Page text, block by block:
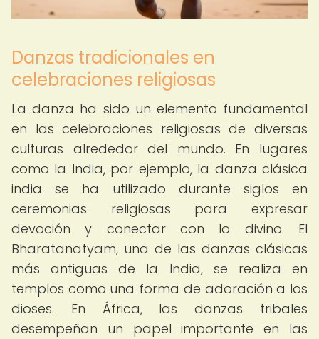
Danzas tradicionales en
celebraciones religiosas
La danza ha sido un elemento fundamental
en las celebraciones religiosas de diversas
culturas alrededor del mundo. En lugares
como la India, por ejemplo, la danza clásica
india se ha utilizado durante siglos en
ceremonias religiosas para expresar
devoción y conectar con lo divino. El
Bharatanatyam, una de las danzas clásicas
más antiguas de la India, se realiza en
templos como una forma de adoración a los
dioses. En África, las danzas tribales
desempeñan un papel importante en las